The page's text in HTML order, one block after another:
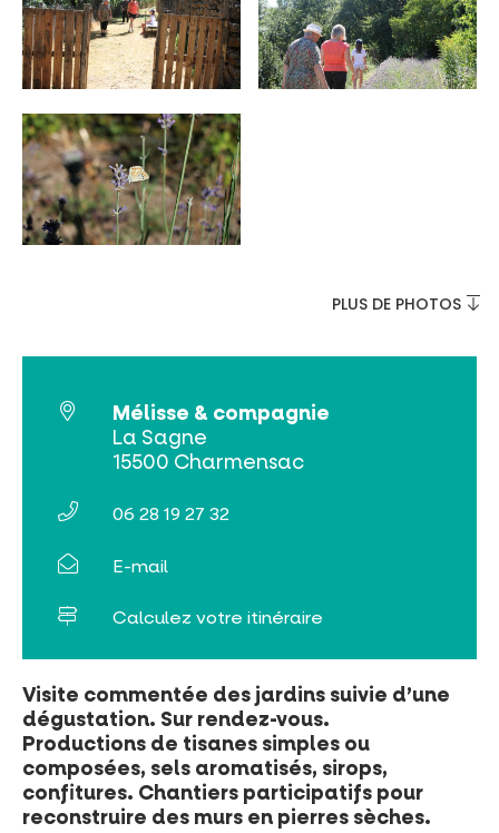
Tribus et groupes
INCONTOURNABLES
PLEINE NATURE
VISITES ET SAVOIR-FAIRE
AGENDA
PLUS DE PHOTOS
Visite commentée des jardins suivie d’une
dégustation. Sur rendez-vous.
Productions de tisanes simples ou
composées, sels aromatisés, sirops,
confitures. Chantiers participatifs pour
reconstruire des murs en pierres sèches.
Mélisse & compagnie
La Sagne
15500 Charmensac
06 28 19 27 32
E-mail
Calculez votre itinéraire